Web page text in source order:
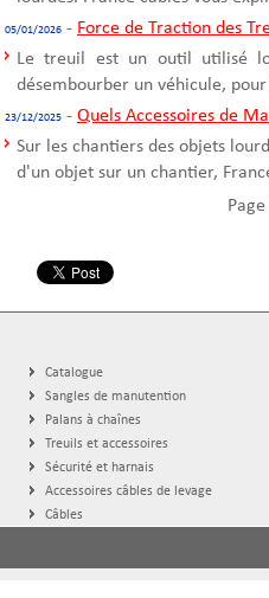
05/01/2026 - Force de Traction des
Le treuil est un outil utilisé
désembourber un véhicule,
23/12/2025 - Quels Accessoires de
Sur les chantiers des objets
d'un objet sur un chantier,
Page
Catalogue
Sangles de manutention
Palans à chaînes
Treuils et accessoires
Sécurité et harnais
Accessoires câbles de levage
Câbles